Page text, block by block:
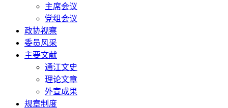
主席会议
党组会议
政协视察
委员风采
主要文献
通江文史
理论文章
外宣成果
规章制度